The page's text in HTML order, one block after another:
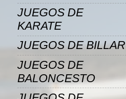
JUEGOS DE
KARATE
JUEGOS DE BILLAR
JUEGOS DE
BALONCESTO